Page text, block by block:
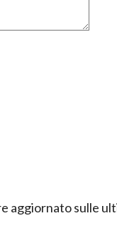
aggiornato sulle